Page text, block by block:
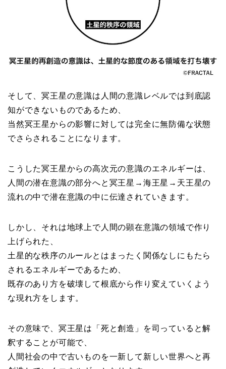
そして、冥王星の意識は人間の意識レベルでは到底認
知ができないものであるため、
当然冥王星からの影響に対しては完全に無防備な状態
でさらされることになります。
こうした冥王星からの高次元の意識のエネルギーは、
人間の潜在意識の部分へと冥王星→海王星→天王星の
流れの中で潜在意識の中に伝達されていきます。
しかし、それは地球上で人間の顕在意識の領域で作り
上げられた、
土星的な秩序のルールとはまったく関係なしにもたら
されるエネルギーであるため、
既存のあり方を破壊して根底から作り変えていくよう
な現れ方をします。
その意味で、冥王星は「死と創造」を司っていると解
釈することが可能で、
人間社会の中で古いものを一新して新しい世界へと再